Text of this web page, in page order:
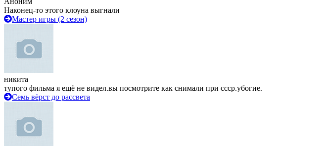
Наконец-то этого клоуна выгнали
Мастер игры (2 сезон)
никита
тупого фильма я ещё не видел.вы посмотрите как снимали при ссср.убогие.
Семь вёрст до рассвета